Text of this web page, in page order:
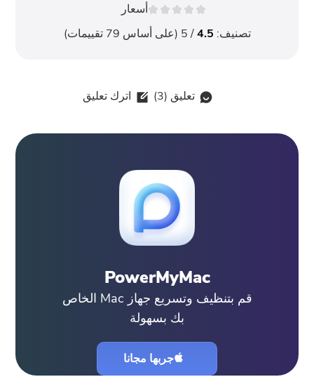
أسعار
تصنيف: 4.5/ 5 (على أساس 79 تقييمات)
تعليق (3
) اترك تعليق
PowerMyMac
قم بتنظيف وتسريع جهاز Mac الخاص
بك بسهولة
جربها مجانا